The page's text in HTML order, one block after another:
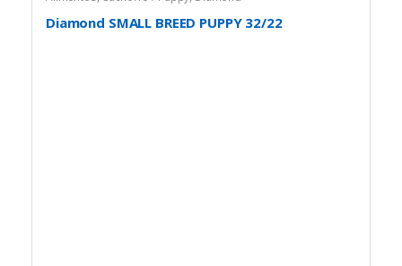
Diamond SMALL BREED PUPPY 32/22